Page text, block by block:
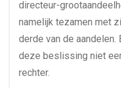
directeur-
namelijk tezamen met
derde van de
deze beslissing niet
rechter.